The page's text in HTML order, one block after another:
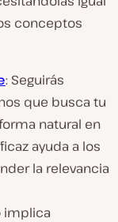
conceptos
: Seguirás
que busca tu
natural en
ayuda a los
la relevancia
implica